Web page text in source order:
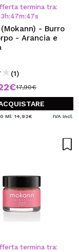
fare i tuoi
dei tuoi ordini e
termina tra:
h:47m:46s
- Burro
- Arancia e
(1)
17,90€
Ml: 14,92€ IVA Incl.
termina tra: